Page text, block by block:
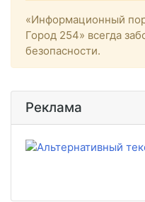
«Информационный
Город 254» всегда
безопасности.
Реклама